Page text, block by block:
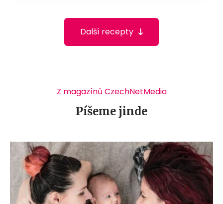
Další recepty
Z magazínů CzechNetMedia
Píšeme jinde